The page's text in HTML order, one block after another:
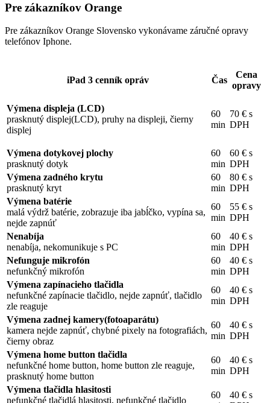
Pre zákazníkov Orange
Pre zákazníkov Orange Slovensko vykonávame záručné opravy
telefónov Iphone.
iPad 3 cenník opráv Čas
Cena
opravy
Výmena displeja (LCD)
prasknutý displej(LCD), pruhy na displeji, čierny
displej
60
min
70 € s
DPH
Výmena dotykovej plochy
prasknutý dotyk
60
min
60 € s
DPH
Výmena zadného krytu
prasknutý kryt
60
min
80 € s
DPH
Výmena batérie
malá výdrž batérie, zobrazuje iba jabĺčko, vypína sa,
nejde zapnúť
60
min
55 € s
DPH
Nenabíja
nenabíja, nekomunikuje s PC
60
min
40 € s
DPH
Nefunguje mikrofón
nefunkčný mikrofón
60
min
40 € s
DPH
Výmena zapínacieho tlačidla
nefunkčné zapínacie tlačidlo, nejde zapnúť, tlačidlo
zle reaguje
60
min
40 € s
DPH
Výmena zadnej kamery(fotoaparátu)
kamera nejde zapnúť, chybné pixely na fotografiách,
čierny obraz
60
min
40 € s
DPH
Výmena home button tlačidla
nefunkčné home button, home button zle reaguje,
prasknutý home button
60
min
40 € s
DPH
Výmena tlačidla hlasitosti
nefunkčné tlačidlá hlasitosti, nefunkčné tlačidlo
60
40 € s